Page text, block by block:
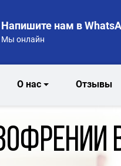
Напишите нам в
Мы онлайн
О нас Отзывы